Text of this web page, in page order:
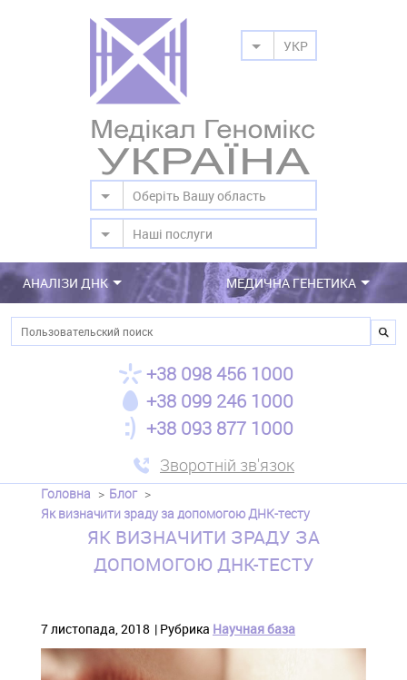
УКР
Оберіть Вашу область
Наші послуги
АНАЛІЗИ ДНК МЕДИЧНА ГЕНЕТИКА
Пошук
+38 098 456 1000
+38 099 246 1000
+38 093 877 1000
Зворотній зв'язок
Головна
Блог
Як визначити зраду за допомогою ДНК-тесту
ЯК ВИЗНАЧИТИ ЗРАДУ ЗА
ДОПОМОГОЮ ДНК-ТЕСТУ
7 листопада, 2018 Рубрика Научная база